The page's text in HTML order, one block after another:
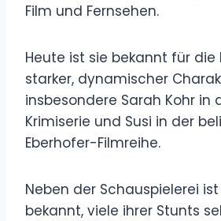
Film und Fernsehen.
Heute ist sie bekannt für die
starker, dynamischer
insbesondere Sarah Kohr in
Krimiserie und Susi in der
Eberhofer-Filmreihe.
Neben der Schauspielerei
bekannt, viele ihrer Stunts